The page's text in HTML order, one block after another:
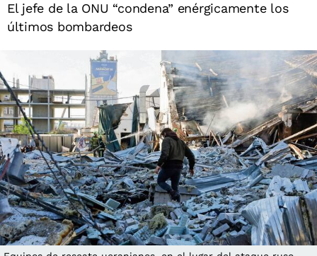
El jefe de la ONU “condena” enérgicamente los
últimos bombardeos